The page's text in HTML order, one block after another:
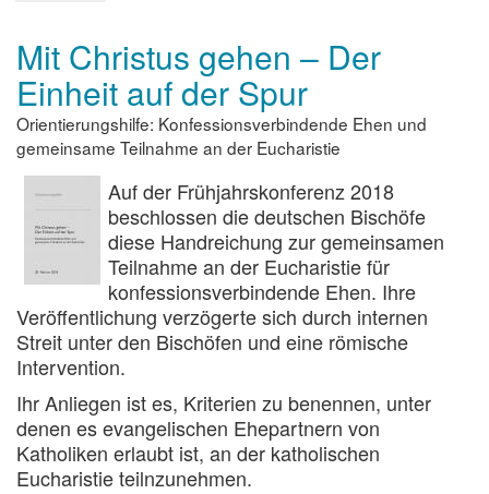
Rom?
Mit Christus gehen – Der
Einheit auf der Spur
Orientierungshilfe: Konfessionsverbindende Ehen und
gemeinsame Teilnahme an der Eucharistie
Auf der Frühjahrskonferenz 2018
beschlossen die deutschen Bischöfe
diese Handreichung zur gemeinsamen
Teilnahme an der Eucharistie für
konfessionsverbindende Ehen. Ihre
Veröffentlichung verzögerte sich durch internen
Streit unter den Bischöfen und eine römische
Intervention.
Ihr Anliegen ist es, Kriterien zu benennen, unter
denen es evangelischen Ehepartnern von
Katholiken erlaubt ist, an der katholischen
Eucharistie teilnzunehmen.